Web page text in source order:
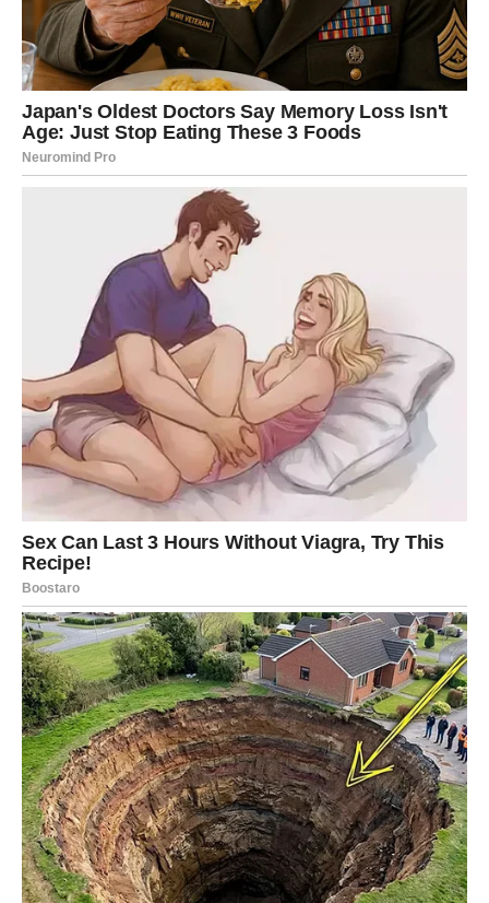
maslinovo ulje miješajući ih zajedno. Nakon toga umiješajte
brašno, naribani parmezan, prašak za pecivo i sol te miješajte
dok se smjesa dobro ne sjedini.
Nakon toga umiješajte neocijeđene tikvice, naribanu mrkvu,
nasjeckani mladi luk i svježi kopar. Rukama dobro izmiješajte
sastojke.
Na kraju u smjesu umiješajte naribani sir mozzarella. Zatim
premjestite tijesto u pripremljenu posudu, osiguravajući
ravnomjerno širenje pomoću gumene lopatice.
Nanesite malu količinu maslinovog ulja na površinu, zatim ga
ravnomjerno rasporedite kistom ili vršcima prstiju. Ako želite,
dodajte sjemenke sezama za dodatni sloj hrskavosti.